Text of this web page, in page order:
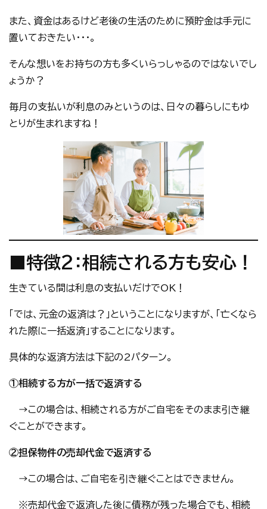
また、資金はあるけど老後の生活のために預貯金は手元に
置いておきたい・・・。
そんな想いをお持ちの方も多くいらっしゃるのではないでし
ょうか？
毎月の支払いが利息のみというのは、日々の暮らしにもゆ
とりが生まれますね！
■特徴2：相続される方も安心！
生きている間は利息の支払いだけでOK！
「では、元金の返済は？」ということになりますが、「亡くなら
れた際に一括返済」することになります。
具体的な返済方法は下記の2パターン。
①相続する方が一括で返済する
→この場合は、相続される方がご自宅をそのまま引き継
ぐことができます。
②担保物件の売却代金で返済する
→この場合は、ご自宅を引き継ぐことはできません。
※売却代金で返済した後に債務が残った場合でも、相続